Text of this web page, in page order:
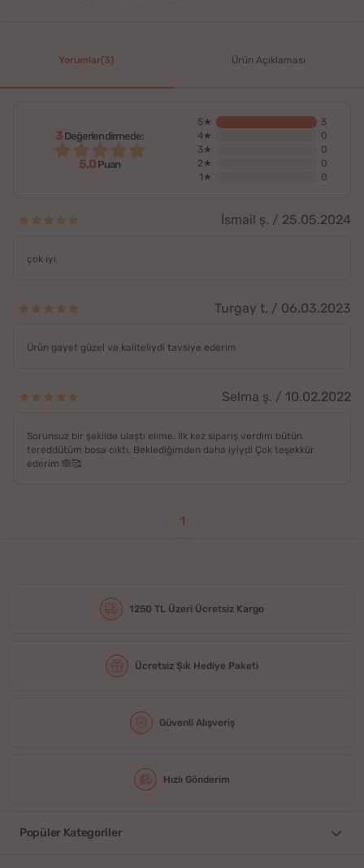
Yorumlar(3) Ürün Açıklaması
3Değerlendirmede:
5,0Puan
5★
3
4★
0
3★
0
2★
0
1★
0
İsmail ş. / 25.05.2024
çok iyi
Turgay t. / 06.03.2023
Ürün gayet güzel ve kaliteliydi tavsiye ederim
Selma ş. / 10.02.2022
Sorunsuz bir şekilde ulaştı elime. Ilk kez sipariş verdim bütün
tereddütüm bosa cıktı. Beklediğimden daha iyiydi Çok teşekkür
ederim 🙈🥰
1
1250 TL Üzeri Ücretsiz Kargo
Ücretsiz Şık Hediye Paketi
Güvenli Alışveriş
Hızlı Gönderim
Popüler Kategoriler